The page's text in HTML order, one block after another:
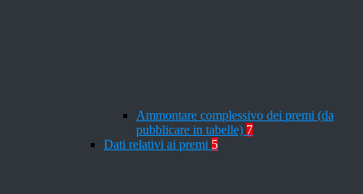
Ammontare complessivo dei premi (da
pubblicare in tabelle) 7
Dati relativi ai premi 5